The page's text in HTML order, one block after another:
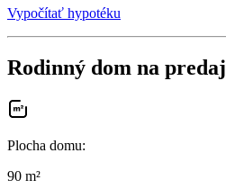
Vypočítať hypotéku
Rodinný dom na predaj
Plocha domu:
90 m²